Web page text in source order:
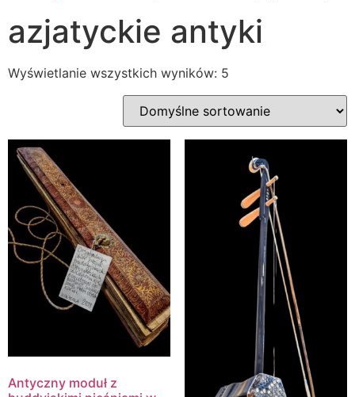
azjatyckie antyki
Wyświetlanie wszystkich wyników: 5
Antyczny moduł z